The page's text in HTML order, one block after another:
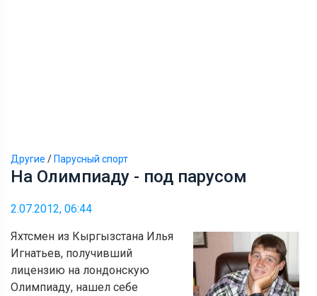
Другие / Парусный спорт
На Олимпиаду - под парусом
2.07.2012, 06:44
Яхтсмен из Кыргызстана Илья
Игнатьев, получивший
лицензию на лондонскую
Олимпиаду, нашел себе